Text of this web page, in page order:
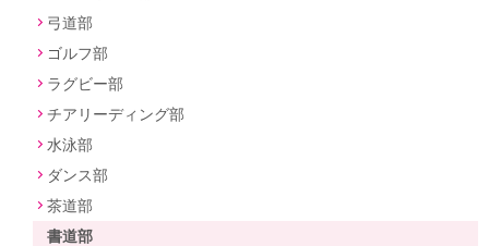
弓道部
ゴルフ部
ラグビー部
チアリーディング部
水泳部
ダンス部
茶道部
書道部